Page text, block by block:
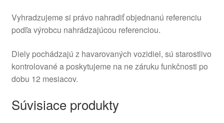
Vyhradzujeme si právo nahradiť objednanú referenciu
podľa výrobcu nahrádzajúcou referenciou.
Diely pochádzajú z havarovaných vozidiel, sú starostlivo
kontrolované a poskytujeme na ne záruku funkčnosti po
dobu 12 mesiacov.
Súvisiace produkty